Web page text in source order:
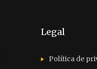
Legal
Política de